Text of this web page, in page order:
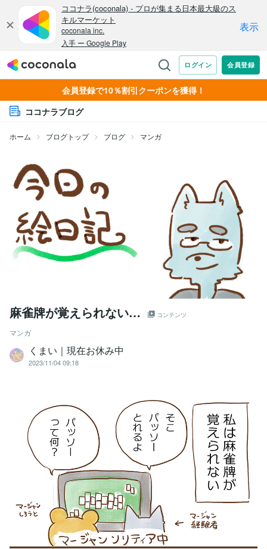
会員登録で10％割引クーポンを獲得！
ココナラブログ
ホーム ブログトップ ブログ マンガ
麻雀牌が覚えられない… コンテンツ
マンガ
くまい｜現在お休み中
2023/11/04 09:18